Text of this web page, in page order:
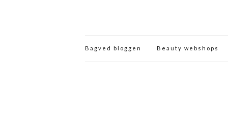
Bagved bloggen Beauty webshops